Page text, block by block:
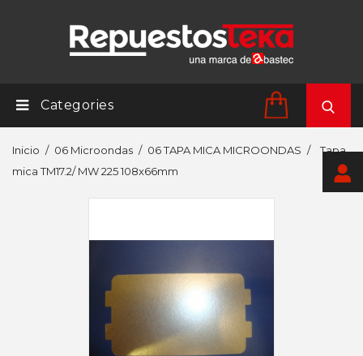
Categories
Inicio 06 Microondas 06 TAPA MICA MICROONDAS
Tapa
mica TM17.2/ MW 225 108x66mm